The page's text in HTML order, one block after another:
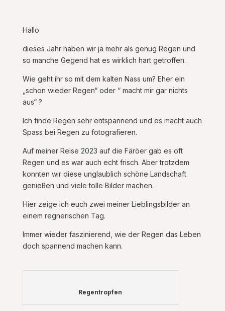
Hallo
dieses Jahr haben wir ja mehr als genug Regen und
so manche Gegend hat es wirklich hart getroffen.
Wie geht ihr so mit dem kalten Nass um? Eher ein
„schon wieder Regen“ oder “ macht mir gar nichts
aus“ ?
Ich finde Regen sehr entspannend und es macht auch
Spass bei Regen zu fotografieren.
Auf meiner Reise 2023 auf die Färöer gab es oft
Regen und es war auch echt frisch. Aber trotzdem
konnten wir diese unglaublich schöne Landschaft
genießen und viele tolle Bilder machen.
Hier zeige ich euch zwei meiner Lieblingsbilder an
einem regnerischen Tag.
Immer wieder faszinierend, wie der Regen das Leben
doch spannend machen kann.
Regentropfen